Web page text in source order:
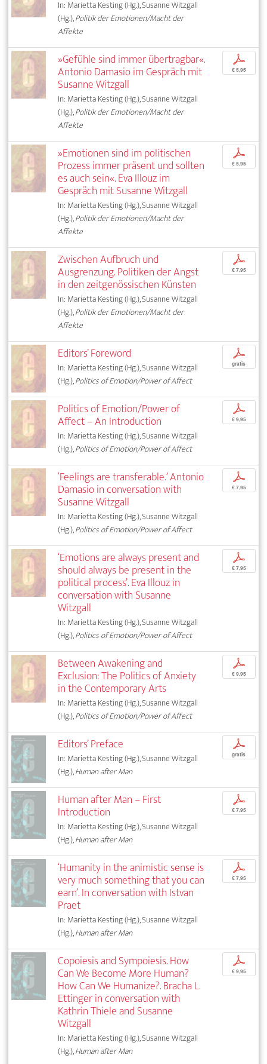
In: Marietta Kesting (Hg.), Susanne Witzgall
(Hg.),Politik der Emotionen/Macht der
Affekte
»Gefühle sind immer übertragbar«.
Antonio Damasio im Gespräch mit
Susanne Witzgall
In: Marietta Kesting (Hg.), Susanne Witzgall
(Hg.),Politik der Emotionen/Macht der
Affekte
p
€ 5,95
»Emotionen sind im politischen
Prozess immer präsent und sollten
es auch sein«. Eva Illouz im
Gespräch mit Susanne Witzgall
In: Marietta Kesting (Hg.), Susanne Witzgall
(Hg.),Politik der Emotionen/Macht der
Affekte
p
€ 5,95
Zwischen Aufbruch und
Ausgrenzung. Politiken der Angst
in den zeitgenössischen Künsten
In: Marietta Kesting (Hg.), Susanne Witzgall
(Hg.),Politik der Emotionen/Macht der
Affekte
p
€ 7,95
Editors’ Foreword
In: Marietta Kesting (Hg.), Susanne Witzgall
(Hg.),Politics of Emotion/Power of Affect
p
gratis
Politics of Emotion/Power of
Affect – An Introduction
In: Marietta Kesting (Hg.), Susanne Witzgall
(Hg.),Politics of Emotion/Power of Affect
p
€ 9,95
‘Feelings are transferable.’ Antonio
Damasio in conversation with
Susanne Witzgall
In: Marietta Kesting (Hg.), Susanne Witzgall
(Hg.),Politics of Emotion/Power of Affect
p
€ 7,95
‘Emotions are always present and
should always be present in the
political process’. Eva Illouz in
conversation with Susanne
Witzgall
In: Marietta Kesting (Hg.), Susanne Witzgall
(Hg.),Politics of Emotion/Power of Affect
p
€ 7,95
Between Awakening and
Exclusion: The Politics of Anxiety
in the Contemporary Arts
In: Marietta Kesting (Hg.), Susanne Witzgall
(Hg.),Politics of Emotion/Power of Affect
p
€ 9,95
Editors’ Preface
In: Marietta Kesting (Hg.), Susanne Witzgall
(Hg.),Human after Man
p
gratis
Human after Man – First
Introduction
In: Marietta Kesting (Hg.), Susanne Witzgall
(Hg.),Human after Man
p
€ 7,95
‘Humanity in the animistic sense is
very much something that you can
earn’. In conversation with Istvan
Praet
In: Marietta Kesting (Hg.), Susanne Witzgall
(Hg.),Human after Man
p
€ 7,95
Copoiesis and Sympoiesis. How
Can We Become More Human?
How Can We Humanize?. Bracha L.
Ettinger in conversation with
Kathrin Thiele and Susanne
Witzgall
In: Marietta Kesting (Hg.), Susanne Witzgall
(Hg.),Human after Man
p
€ 9,95